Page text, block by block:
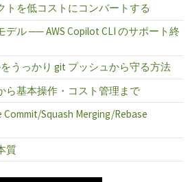
トを低コストにコンバートする
ル ── AWS Copilot CLI のサポート終
うっかり git プッシュから守る方法
ら基本操作・コスト管理まで
Squash Merging/Rebase
質